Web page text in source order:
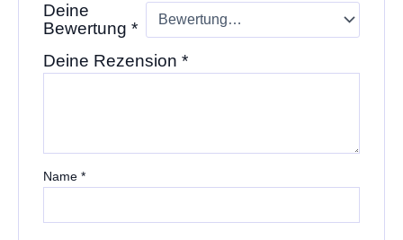
Deine
Bewertung *
Deine Rezension *
Name *